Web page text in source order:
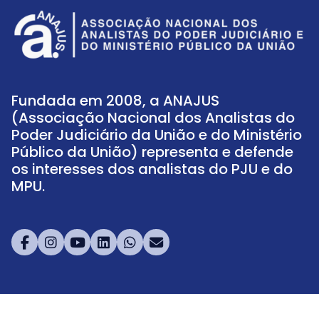
Fundada em 2008, a ANAJUS
(Associação Nacional dos Analistas do
Poder Judiciário da União e do Ministério
Público da União) representa e defende
os interesses dos analistas do PJU e do
MPU.